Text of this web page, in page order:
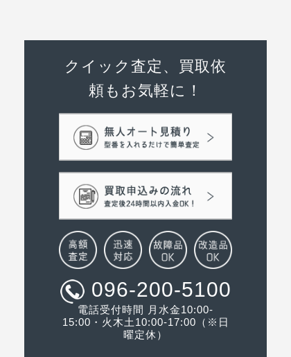
クイック査定、買取依
頼もお気軽に！
096-200-5100
電話受付時間 月水金10:00-
15:00・火木土10:00-17:00（※日
曜定休）